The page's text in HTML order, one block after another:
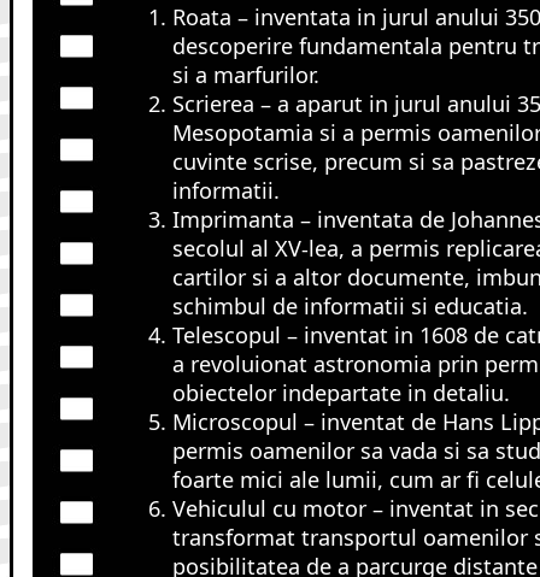
Roata – inventata in jurul anului
descoperire fundamentala pentru
si a marfurilor.
Scrierea – a aparut in jurul anului
Mesopotamia si a permis
cuvinte scrise, precum si sa
informatii.
Imprimanta – inventata de
secolul al XV-lea, a permis
cartilor si a altor documente,
schimbul de informatii si educatia.
Telescopul – inventat in 1608 de
a revoluionat astronomia prin
obiectelor indepartate in detaliu.
Microscopul – inventat de Hans
permis oamenilor sa vada si sa
foarte mici ale lumii, cum ar fi
Vehiculul cu motor – inventat in
transformat transportul oamenilor
posibilitatea de a parcurge